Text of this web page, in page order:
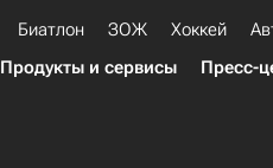
Биатлон ЗОЖ Хоккей
Продукты и сервисы Пресс-